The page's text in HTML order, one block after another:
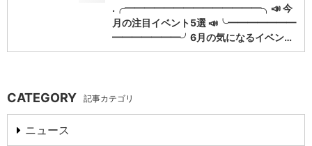
.╭━━━━━━━━━━━━━━╮📣 今
月の注目イベント5選 📣╰━━━━━━━
━━━━━━━╯6月の気になるイベン…
CATEGORY 記事カテゴリ
ニュース